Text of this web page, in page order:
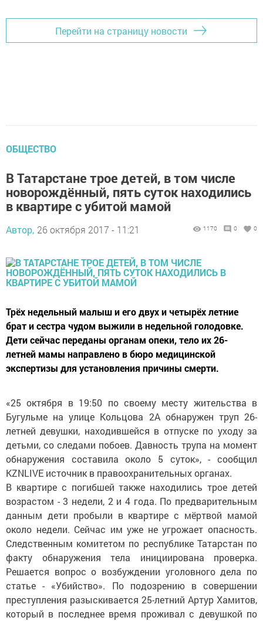
Перейти на страницу новости
ОБЩЕСТВО
В Татарстане трое детей, в том числе
новорождённый, пять суток находились
в квартире с убитой мамой
Автор, 26 октября 2017 - 11:21 1170 0 0
Трёх недельный малыш и его двух и четырёх летние
брат и сестра чудом выжили в недельной голодовке.
Дети сейчас переданы органам опеки, тело их 26-
летней мамы направлено в бюро медицинской
экспертизы для установления причины смерти.
«25 октября в 19:50 по своему месту жительства в
Бугульме на улице Кольцова 2А обнаружен труп 26-
летней девушки, находившейся в отпуске по уходу за
детьми, со следами побоев. Давность трупа на момент
обнаружения составила около 5 суток», - сообщил
KZNLIVE источник в правоохранительных органах.
В квартире с погибшей также находились трое детей
возрастом - 3 недели, 2 и 4 года. По предварительным
данным дети пробыли в квартире с мёртвой мамой
около недели. Сейчас им уже не угрожает опасность.
Следственным комитетом по республике Татарстан по
факту обнаружения тела инициирована проверка.
Решается вопрос о возбуждении уголовного дела по
статье - «Убийство». По подозрению в совершении
преступления разыскивается 25-летний Артур Хамитов,
который в последнее время проживал с девушкой по